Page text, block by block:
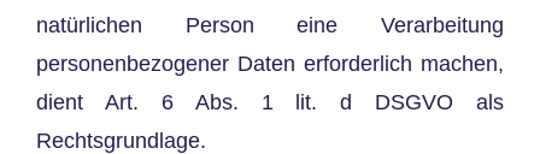
natürlichen Person eine Verarbeitung
personenbezogener Daten erforderlich machen,
dient Art. 6 Abs. 1 lit. d DSGVO als
Rechtsgrundlage.